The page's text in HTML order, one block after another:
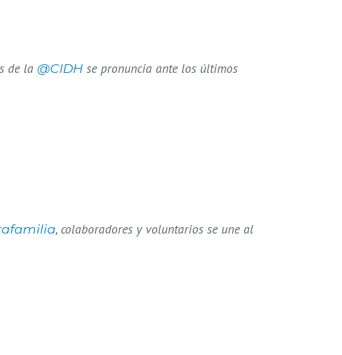
de la @CIDH se pronuncia ante los últimos
, colaboradores y voluntarios se une al